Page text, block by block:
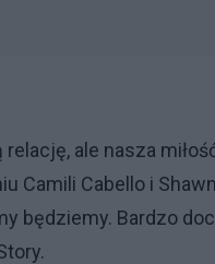
ale nasza
Camili Cabello i
będziemy. Bardzo